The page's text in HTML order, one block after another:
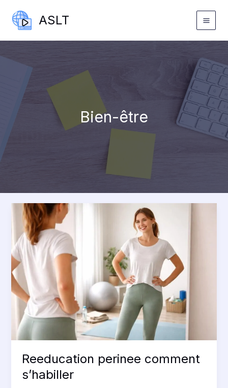
contenu
ASLT
Bien-être
Reeducation perinee comment
s’habiller
Reeducation
perinee
comment
s’habiller